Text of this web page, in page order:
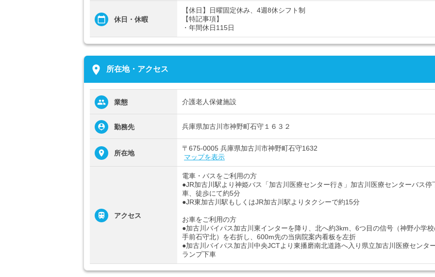
休日・休暇
【休日】日曜固定休み、4週8休シフト制
【特記事項】
・年間休日115日
place 所在地・アクセス
業態 介護老人保健施設
勤務先 兵庫県加古川市神野町石守１６３２
所在地
〒675-0005 兵庫県加古川市神野町石守1632
マップを表示
アクセス
電車・バスをご利用の方
●JR加古川駅より神姫バス「加古川医療センター行き」加古川医療センターバス停
車、徒歩にて約5分
●JR東加古川駅もしくはJR加古川駅よりタクシーで約15分
お車をご利用の方
●加古川バイパス加古川東インターを降り、北へ約3km、6つ目の信号（神野小学
手前石守北）を右折し、600m先の当病院案内看板を左折
●加古川バイパス加古川中央JCTより東播磨南北道路へ入り県立加古川医療センタ
ランプ下車